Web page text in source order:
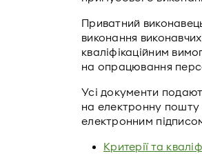
Приватний
виконання
кваліфікаційним
на опрацювання
Усі документи
на електронну пошту
електронним
Критерії та